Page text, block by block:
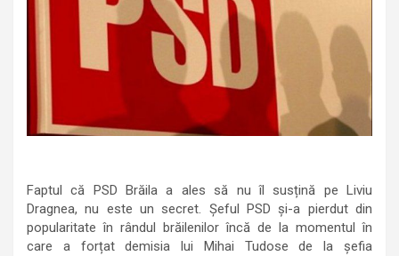
Faptul că PSD Brăila a ales să nu îl susțină pe Liviu
Dragnea, nu este un secret. Șeful PSD și-a pierdut din
popularitate în rândul brăilenilor încă de la momentul în
care a forțat demisia lui Mihai Tudose de la șefia